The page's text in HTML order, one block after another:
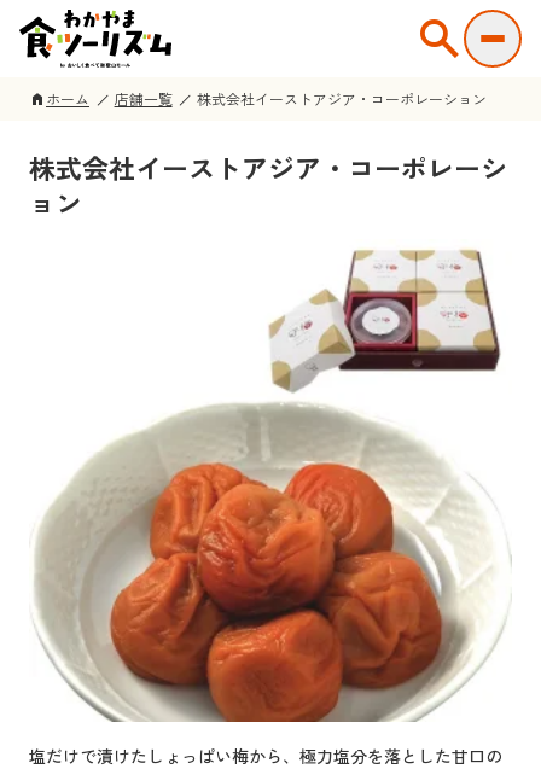
search
home ホーム 店舗一覧 株式会社イーストアジア・コーポレーション
株式会社イーストアジア・コーポレーシ
ョン
塩だけで漬けたしょっぱい梅から、極力塩分を落とした甘口の